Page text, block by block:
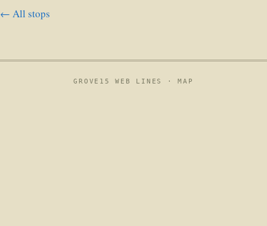
← All stops
GROVE15 WEB LINES ·MAP